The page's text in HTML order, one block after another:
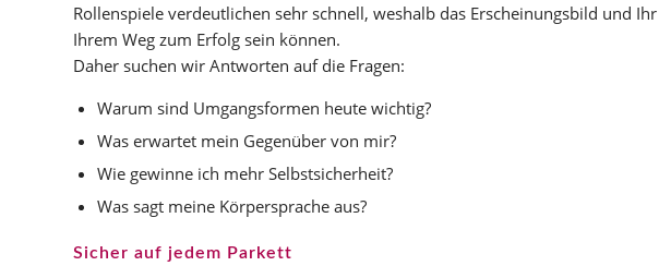
Rollenspiele verdeutlichen sehr schnell, weshalb das Erscheinungsbild und
Ihrem Weg zum Erfolg sein können.
Daher suchen wir Antworten auf die Fragen:
Warum sind Umgangsformen heute wichtig?
Was erwartet mein Gegenüber von mir?
Wie gewinne ich mehr Selbstsicherheit?
Was sagt meine Körpersprache aus?
Sicher auf jedem Parkett